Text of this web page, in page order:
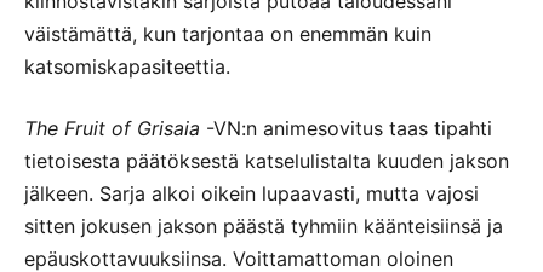
väistämättä, kun tarjontaa on enemmän kuin
katsomiskapasiteettia.
The Fruit of Grisaia -VN:n animesovitus taas tipahti
tietoisesta päätöksestä katselulistalta kuuden jakson
jälkeen. Sarja alkoi oikein lupaavasti, mutta vajosi
sitten jokusen jakson päästä tyhmiin käänteisiinsä ja
epäuskottavuuksiinsa. Voittamattoman oloinen